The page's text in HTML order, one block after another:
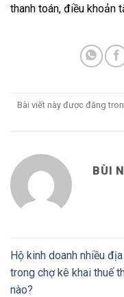
thanh toán, điều khoản
Bài viết này được đăng
BÙI
Hộ kinh doanh nhiều
trong chợ kê khai thuế
nào?